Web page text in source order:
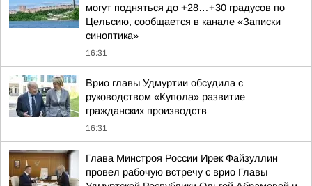
могут подняться до +28…+30 градусов по
Цельсию, сообщается в канале «Записки
синоптика»
16:31
Врио главы Удмуртии обсудила с
руководством «Купола» развитие
гражданских производств
16:31
Глава Минстроя России Ирек Файзуллин
провел рабочую встречу с врио Главы